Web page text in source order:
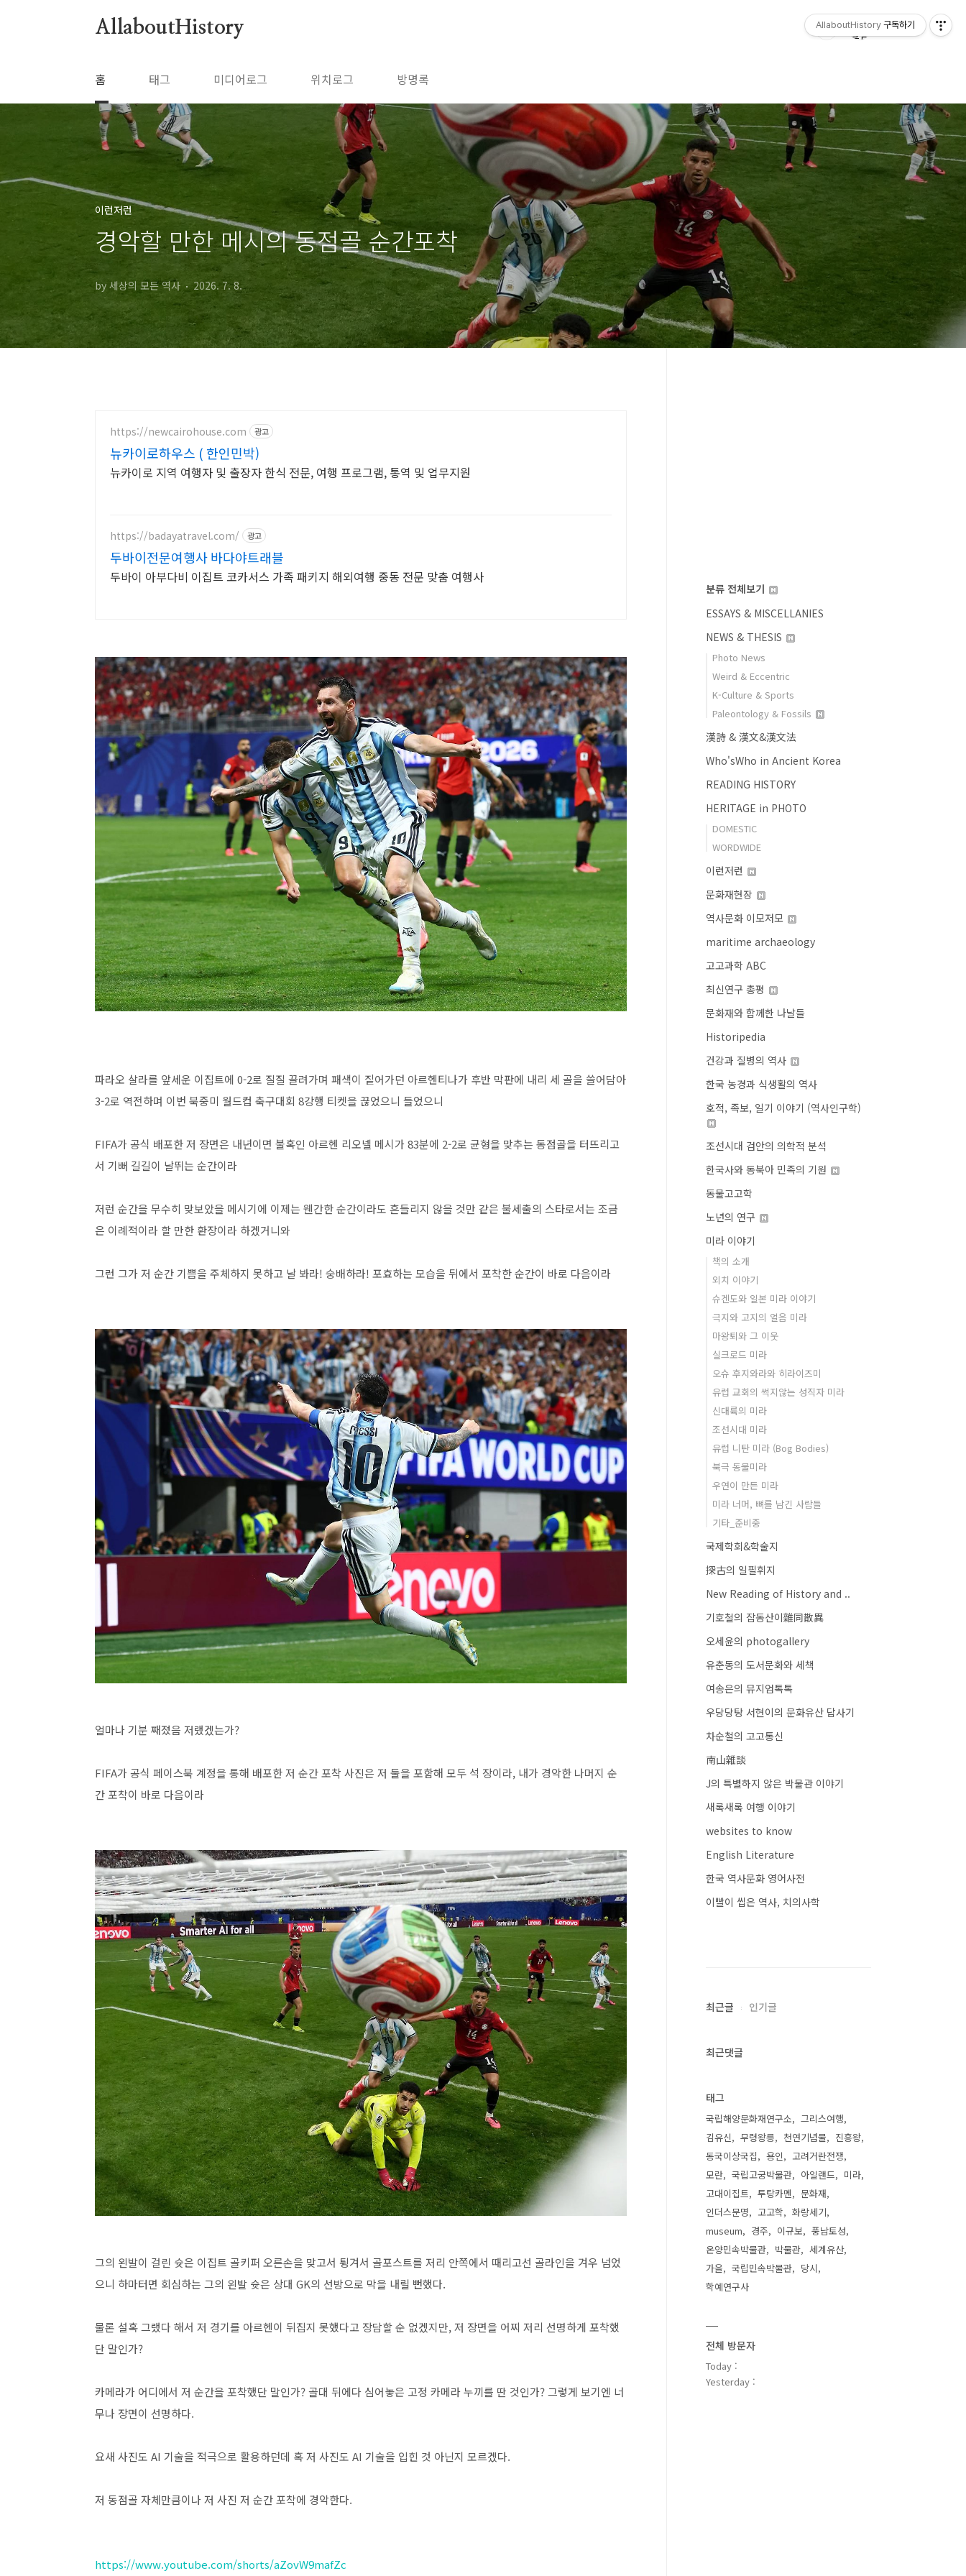
AllaboutHistory
홈 태그 미디어로그 위치로그 방명록
이런저런
경악할 만한 메시의 동점골 순간포착
by 세상의 모든 역사 2026. 7. 8.
https://newcairohouse.com 광고
뉴카이로하우스 ( 한인민박)
뉴카이로 지역 여행자 및 출장자 한식 전문, 여행 프로그램, 통역 및 업무지원
https://badayatravel.com/ 광고
두바이전문여행사 바다야트래블
두바이 아부다비 이집트 코카서스 가족 패키지 해외여행 중동 전문 맞춤 여행사
파라오 살라를 앞세운 이집트에 0-2로 질질 끌려가며 패색이 짙어가던 아르헨티나가 후반 막판에 내리 세 골을 쓸어담아
3-2로 역전하며 이번 북중미 월드컵 축구대회 8강행 티켓을 끊었으니 들었으니
FIFA가 공식 배포한 저 장면은 내년이면 불혹인 아르헨 리오넬 메시가 83분에 2-2로 균형을 맞추는 동점골을 터뜨리고
서 기뻐 길길이 날뛰는 순간이라
저런 순간을 무수히 맞보았을 메시기에 이제는 웬간한 순간이라도 흔들리지 않을 것만 같은 불세출의 스타로서는 조금
은 이례적이라 할 만한 환장이라 하겠거니와
그런 그가 저 순간 기쁨을 주체하지 못하고 날 봐라! 숭배하라! 포효하는 모습을 뒤에서 포착한 순간이 바로 다음이라
얼마나 기분 째졌음 저랬겠는가?
FIFA가 공식 페이스북 계정을 통해 배포한 저 순간 포착 사진은 저 둘을 포함해 모두 석 장이라, 내가 경악한 나머지 순
간 포착이 바로 다음이라
그의 왼발이 걸린 슛은 이집트 골키퍼 오른손을 맞고서 튕겨서 골포스트를 저리 안쪽에서 때리고선 골라인을 겨우 넘었
으니 하마터면 회심하는 그의 왼발 슛은 상대 GK의 선방으로 막을 내릴 뻔했다.
물론 설혹 그랬다 해서 저 경기를 아르헨이 뒤집지 못했다고 장담할 순 없겠지만, 저 장면을 어찌 저리 선명하게 포착했
단 말인가?
카메라가 어디에서 저 순간을 포착했단 말인가? 골대 뒤에다 심어놓은 고정 카메라 누끼를 딴 것인가? 그렇게 보기엔 너
무나 장면이 선명하다.
요새 사진도 AI 기술을 적극으로 활용하던데 혹 저 사진도 AI 기술을 입힌 것 아닌지 모르겠다.
저 동점골 자체만큼이나 저 사진 저 순간 포착에 경악한다.
https://www.youtube.com/shorts/aZovW9mafZc
분류 전체보기
ESSAYS & MISCELLANIES
NEWS & THESIS
Photo News
Weird & Eccentric
K-Culture & Sports
Paleontology & Fossils
漢詩 & 漢文&漢文法
Who'sWho in Ancient Korea
READING HISTORY
HERITAGE in PHOTO
DOMESTIC
WORDWIDE
이런저런
문화재현장
역사문화 이모저모
maritime archaeology
고고과학 ABC
최신연구 총평
문화재와 함께한 나날들
Historipedia
건강과 질병의 역사
한국 농경과 식생활의 역사
호적, 족보, 일기 이야기 (역사인구학)
조선시대 검안의 의학적 분석
한국사와 동북아 민족의 기원
동물고고학
노년의 연구
미라 이야기
책의 소개
외치 이야기
슈겐도와 일본 미라 이야기
극지와 고지의 얼음 미라
마왕퇴와 그 이웃
실크로드 미라
오슈 후지와라와 히라이즈미
유럽 교회의 썩지않는 성직자 미라
신대륙의 미라
조선시대 미라
유럽 니탄 미라 (Bog Bodies)
북극 동물미라
우연이 만든 미라
미라 너머, 뼈를 남긴 사람들
기타_준비중
국제학회&학술지
探古의 일필휘지
New Reading of History and ..
기호철의 잡동산이雜同散異
오세윤의 photogallery
유춘동의 도서문화와 세책
여송은의 뮤지엄톡톡
우당당탕 서현이의 문화유산 답사기
차순철의 고고통신
南山雜談
J의 특별하지 않은 박물관 이야기
새록새록 여행 이야기
websites to know
English Literature
한국 역사문화 영어사전
이빨이 씹은 역사, 치의사학
최근글 인기글
최근댓글
태그
국립해양문화재연구소
그리스여행
김유신
무령왕릉 천연기념물
진흥왕
동국이상국집
용인
고려거란전쟁
모란
국립고궁박물관 아일랜드
미라
고대이집트
투탕카멘
문화재
인더스문명
고고학
화랑세기
museum
경주 이규보
풍납토성
온양민속박물관
박물관
세계유산
가을
국립민속박물관
당시
학예연구사
전체 방문자
Today :
Yesterday :
AllaboutHistory 구독하기